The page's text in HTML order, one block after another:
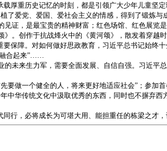
厚重历史记忆的时刻，都是引领广大少年儿童坚定
了爱党、爱国、爱社会主义的情感，得到了锻炼与
见证，是最宝贵的精神财富；红色场馆、红色展
。创作于抗战烽火中的《黄河颂》，散发着穿越时
要保障。对如何做好思政教育，习近平总书记始终
融合起来”……
的未来生力军，需要全面发展、自信自强。习近
要做一个健全的人，将来更好地适应社会”；参加
中华传统文化中汲取优秀的东西，同时也不摒弃
行，必将成长为可堪大用、能担重任的栋梁之才